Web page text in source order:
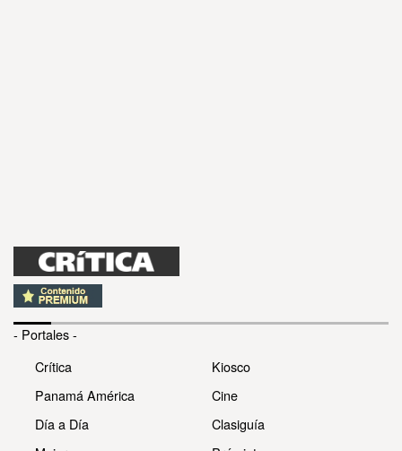
- Portales -
Crítica
Panamá América
Día a Día
Kiosco
Cine
Clasiguía